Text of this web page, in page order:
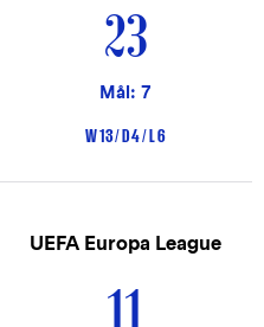
23
Mål: 7
W 13 / D 4 / L 6
UEFA Europa League
11